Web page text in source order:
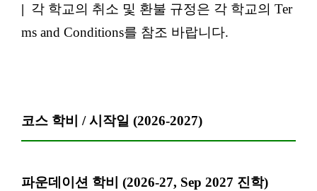
| 각 학교의 취소 및 환불 규정은 각 학교의 Ter
ms and Conditions를 참조 바랍니다.
코스 학비 / 시작일 (2026-2027)
파운데이션 학비 (2026-27, Sep 2027 진학)